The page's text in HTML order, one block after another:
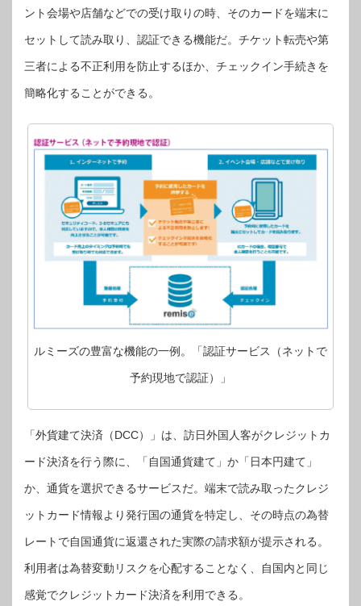
ント会場や店舗などでの受け取りの時、そのカードを端末に
セットして読み取り、認証できる機能だ。チケット転売や第
三者による不正利用を防止するほか、チェックイン手続きを
簡略化することができる。
ルミーズの豊富な機能の一例。「認証サービス（ネットで
予約現地で認証）」
「外貨建て決済（DCC）」は、訪日外国人客がクレジットカ
ード決済を行う際に、「自国通貨建て」か「日本円建て」
か、通貨を選択できるサービスだ。端末で読み取ったクレジ
ットカード情報より発行国の通貨を特定し、その時点の為替
レートで自国通貨に返還された実際の請求額が提示される。
利用者は為替変動リスクを心配することなく、自国内と同じ
感覚でクレジットカード決済を利用できる。